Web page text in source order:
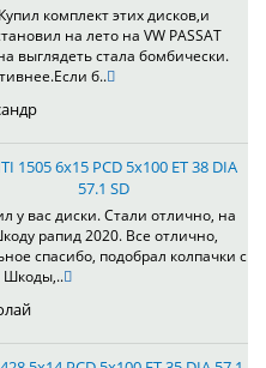
Купил комплект этих дисков,и
на лето на VW PASSAT
выглядеть стала бомбически.
б..
1505 6x15 PCD 5x100 ET 38 DIA
57.1 SD
у вас диски. Стали отлично, на
рапид 2020. Все отлично,
спасибо, подобрал колпачки с
Шкоды,..